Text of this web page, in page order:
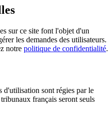
sur ce site font l'objet d'un
les demandes des utilisateurs.
notre politique de confidentialité.
d'utilisation sont régies par le
français seront seuls